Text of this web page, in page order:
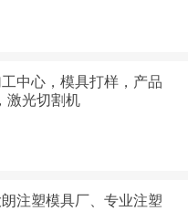
中心，模具打样，产品
激光切割机
注塑模具厂、专业注塑